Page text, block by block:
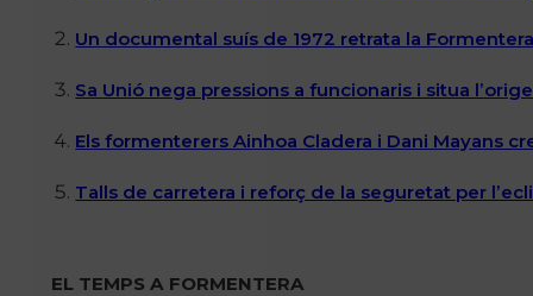
Un documental suís de 1972 retrata la
Sa Unió nega pressions a funcionaris i situa
Els formenterers Ainhoa Cladera i Dani Mayans
Talls de carretera i reforç de la seguretat per
EL TEMPS A FORMENTERA